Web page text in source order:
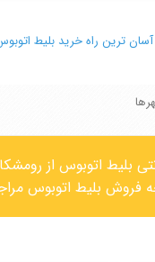
آسان ترین راه خرید بلیط
بلیط اتوبوس از
فروش بلیط اتوبوس